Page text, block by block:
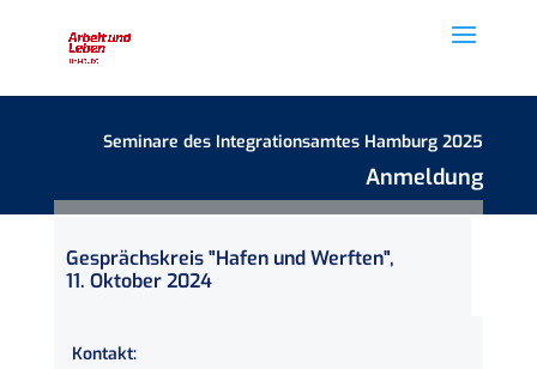
Seminare des Integrationsamtes Hamburg 2025
Anmeldung
Gesprächskreis "Hafen und Werften",
11. Oktober 2024
Kontakt: